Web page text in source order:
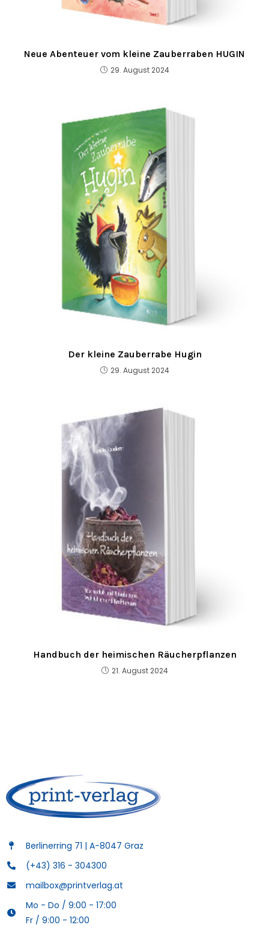
Neue Abenteuer vom kleine Zauberraben HUGIN
29. August 2024
Der kleine Zauberrabe Hugin
29. August 2024
Handbuch der heimischen Räucherpflanzen
21. August 2024
Berlinerring 71 | A-8047 Graz
(+43) 316 - 304300
mailbox@printverlag.at
Mo - Do / 9:00 - 17:00
Fr / 9:00 - 12:00